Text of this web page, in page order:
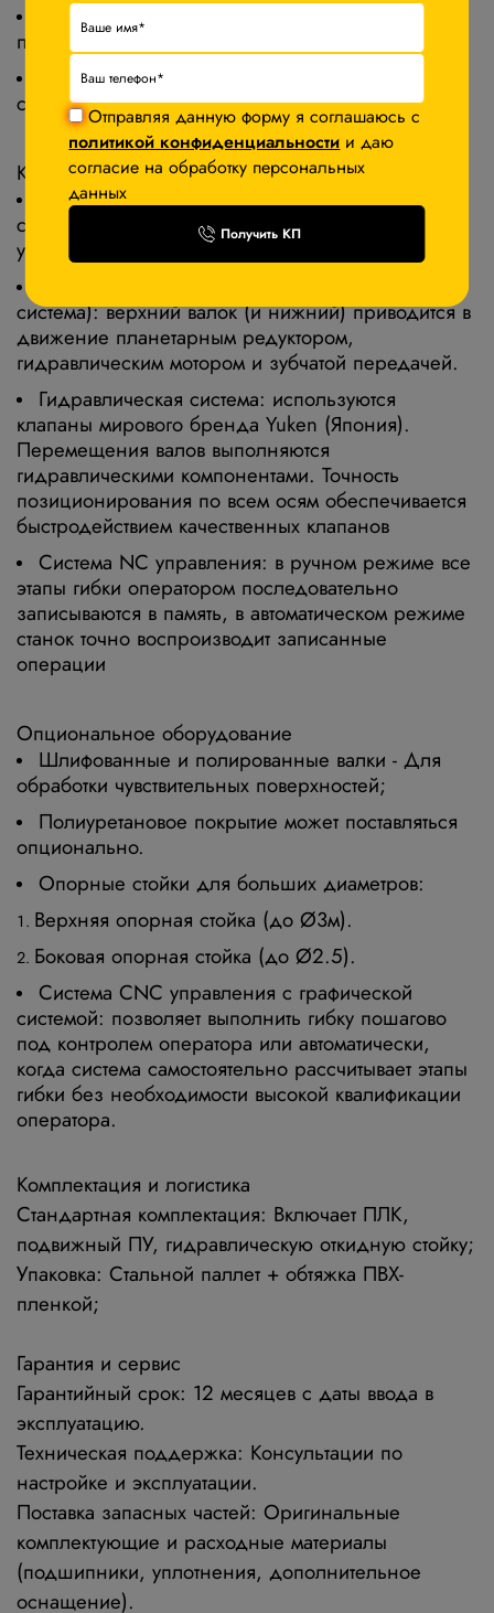
Автоматизация
: Управление с помощью ПЛК,
поддержка ЧПУ (опция)
Сертификация
стандартам.
Конструктивные особенности и компоненты
Усиленная конструкция: особая конструкция
станины и оптимизированный центр тяжести
устраняет кручения и деформации.
система): верхний валок (и нижний) приводится в
движение планетарным редуктором,
гидравлическим мотором и зубчатой передачей.
Гидравлическая система: используются
клапаны мирового бренда Yuken (Япония).
Перемещения валов выполняются
гидравлическими компонентами. Точность
позиционирования по всем осям обеспечивается
быстродействием качественных клапанов
Система NC управления: в ручном режиме все
этапы гибки оператором последовательно
записываются в память, в автоматическом режиме
станок точно воспроизводит записанные
операции
Опциональное оборудование
Шлифованные и полированные валки - Для
обработки чувствительных поверхностей;
Полиуретановое покрытие может поставляться
опционально.
Опорные стойки для больших диаметров:
Верхняя опорная стойка (до Ø3м).
Боковая опорная стойка (до Ø2.5).
Система СNC управления с графической
системой: позволяет выполнить гибку пошагово
под контролем оператора или автоматически,
когда система самостоятельно рассчитывает этапы
гибки без необходимости высокой квалификации
оператора.
Комплектация и логистика
Стандартная комплектация: Включает ПЛК,
подвижный ПУ, гидравлическую откидную стойку;
Упаковка: Стальной паллет + обтяжка ПВХ-
пленкой;
Гарантия и сервис
Гарантийный срок: 12 месяцев с даты ввода в
эксплуатацию.
Техническая поддержка: Консультации по
настройке и эксплуатации.
Поставка запасных частей: Оригинальные
комплектующие и расходные материалы
(подшипники, уплотнения, дополнительное
оснащение).
Отправляя данную форму я соглашаюсь с
политикой конфиденциальности и даю
согласие на обработку персональных
данных
Получить КП